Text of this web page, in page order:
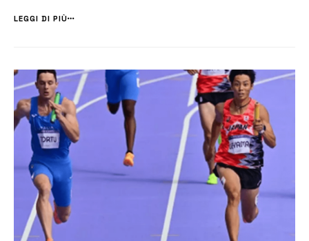
All’andata, il Melilli […]
LEGGI DI PIÙ